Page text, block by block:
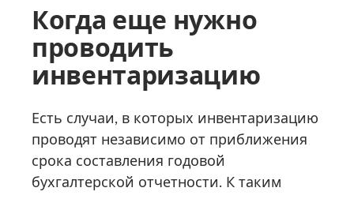
Когда еще нужно
проводить
инвентаризацию
Есть случаи, в которых инвентаризацию
проводят независимо от приближения
срока составления годовой
бухгалтерской отчетности. К таким